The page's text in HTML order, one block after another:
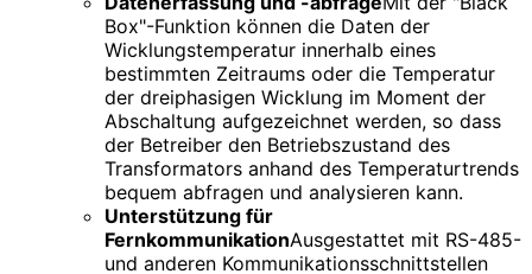
Box"-Funktion können die Daten der
Wicklungstemperatur innerhalb eines
bestimmten Zeitraums oder die Temperatur
der dreiphasigen Wicklung im Moment der
Abschaltung aufgezeichnet werden, so dass
der Betreiber den Betriebszustand des
Transformators anhand des Temperaturtrends
bequem abfragen und analysieren kann.
Unterstützung für
FernkommunikationAusgestattet mit RS-485-
und anderen Kommunikationsschnittstellen